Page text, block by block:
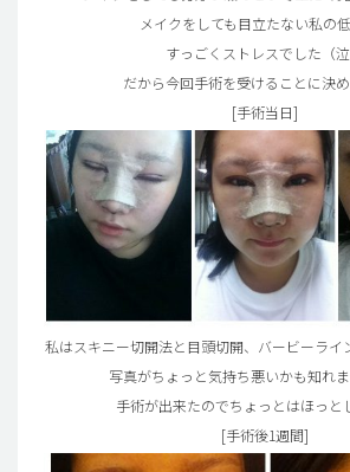
メイクをしても目立たない私の低
すっごくストレスでした（泣
だから今回手術を受けることに決め
[手術当日]
私はスキニー切開法と目頭切開、バービーライ
写真がちょっと気持ち悪いかも知れま
手術が出来たのでちょっとはほっと
[手術後1週間]